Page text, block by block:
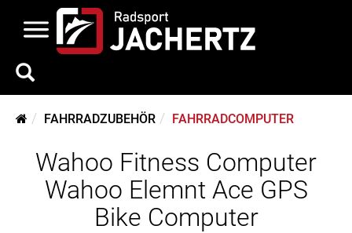
FAHRRADZUBEHÖR FAHRRADCOMPUTER
Wahoo Fitness Computer
Wahoo Elemnt Ace GPS
Bike Computer